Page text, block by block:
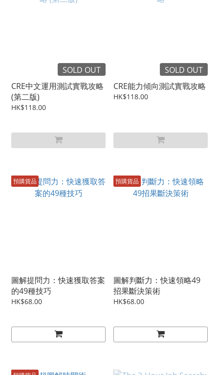
SOLD OUT
CRE中文運用測試實戰攻略
(第二版)
HK$118.00
SOLD OUT
CRE能力傾向測試實戰攻略
HK$118.00
預購貨品
圖解提問力：快速獲取答案
的49種技巧
HK$68.00
預購貨品
圖解判斷力：快速領略49
招果斷決策術
HK$68.00